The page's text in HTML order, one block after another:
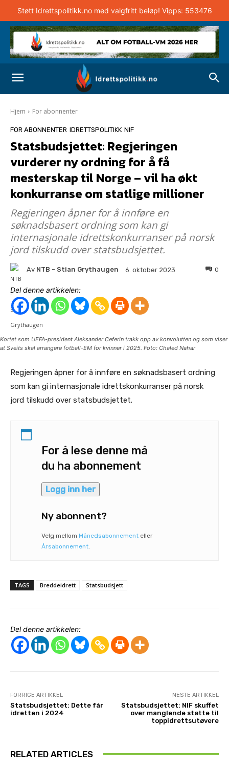
Støtt Idrettspolitikk.no med valgfritt beløp! Vipps: 553476
Hjem For abonnenter
FOR ABONNENTER IDRETTSPOLITIKK NIF
Statsbudsjettet: Regjeringen
vurderer ny ordning for å få
mesterskap til Norge – vil ha økt
konkurranse om statlige millioner
Regjeringen åpner for å innføre en
søknadsbasert ordning som kan gi
internasjonale idrettskonkurranser på norsk
jord tilskudd over statsbudsjettet.
Av NTB - Stian Grythaugen 6. oktober 2023 0
Del denne artikkelen:
Kortet som UEFA-president Aleksander Ceferin trakk opp av konvolutten og som viser
at Sveits skal arrangere fotball-EM for kvinner i 2025. Foto: Chaled Nahar
Regjeringen åpner for å innføre en søknadsbasert ordning
som kan gi internasjonale idrettskonkurranser på norsk
jord tilskudd over statsbudsjettet.
For å lese denne må
du ha abonnement
Logg inn her
Ny abonnent?
Velg mellom Månedsabonnement eller
Årsabonnement
TAGS Breddeidrett Statsbudsjett
Del denne artikkelen:
FORRIGE ARTIKKEL
Statsbudsjettet: Dette får
idretten i 2024
NESTE ARTIKKEL
Statsbudsjettet: NIF skuffet
over manglende støtte til
toppidrettsutøvere
RELATED ARTICLES